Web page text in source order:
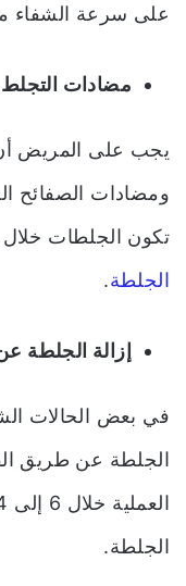
على سرعة الشفاء
مضادات التجلط
يجب على المريض
ومضادات الصفائح
تكون الجلطات
الجلطة.
إزالة الجلطة
في بعض الحالات
الجلطة عن طريق
الجلطة.